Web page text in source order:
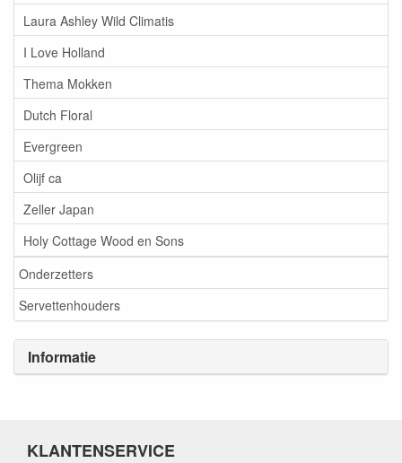
Laura Ashley Wild Climatis
I Love Holland
Thema Mokken
Dutch Floral
Evergreen
Olijf ca
Zeller Japan
Holy Cottage Wood en Sons
Onderzetters
Servettenhouders
Informatie
KLANTENSERVICE